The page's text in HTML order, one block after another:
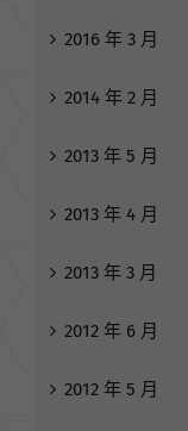
2017 年 3 月
2016 年 3 月
2014 年 2 月
2013 年 5 月
2013 年 4 月
2013 年 3 月
2012 年 6 月